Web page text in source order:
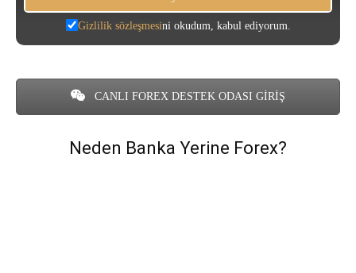
Gizlilik sözleşmesini okudum, kabul ediyorum.
CANLI FOREX DESTEK ODASI GİRİŞ
Neden Banka Yerine Forex?